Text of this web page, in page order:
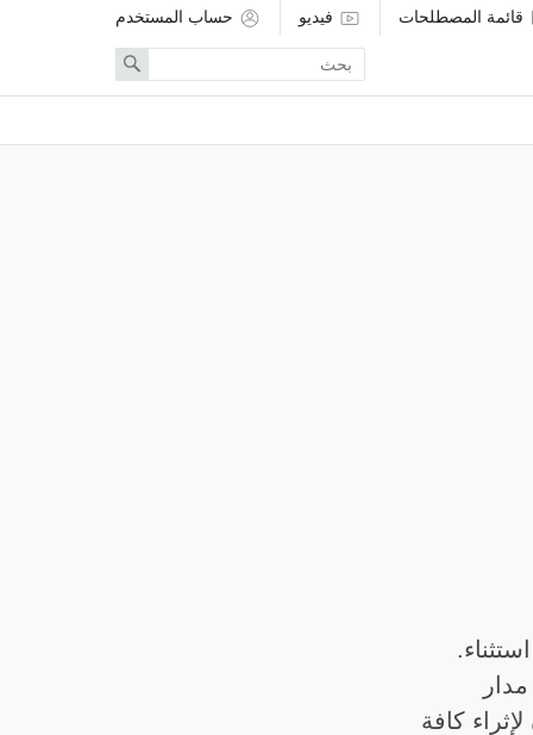
قائمة المصطلحات فيديو حساب المستخدم
search
term
Search
كافة